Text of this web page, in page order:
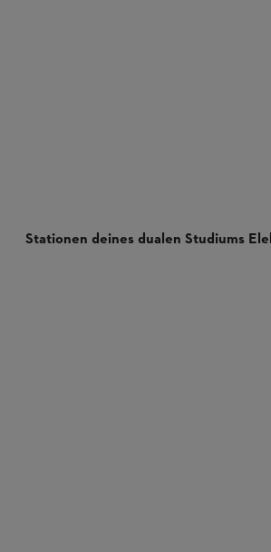
Stationen deines dualen Studiums